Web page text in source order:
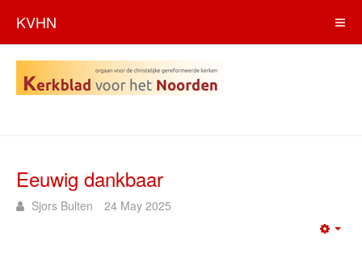
KVHN
Eeuwig dankbaar
Sjors Bulten 24 May 2025